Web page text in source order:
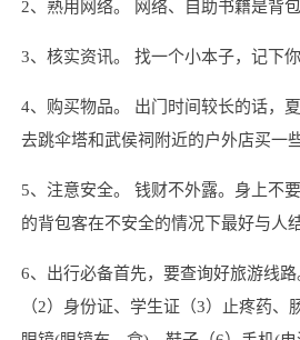
2、熟用网络。 网络、自助书籍是背
3、核实资讯。 找一个小本子，记下
4、购买物品。 出门时间较长的话，
去跳伞塔和武侯祠附近的户外店买一
5、注意安全。 钱财不外露。身上不
的背包客在不安全的情况下最好与人结
6、出行必备首先，要查询好旅游线
（2）身份证、学生证（3）止疼药